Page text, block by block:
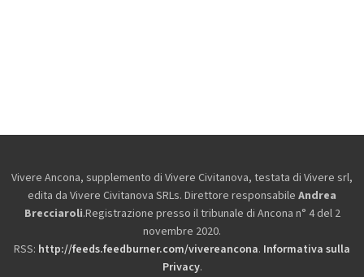
Vivere Ancona, supplemento di Vivere Civitanova, testata di Vivere srl,
edita da Vivere Civitanova SRLs. Direttore responsabile Andrea
Brecciaroli.Registrazione presso il tribunale di Ancona n° 4 del 2
novembre 2020.
RSS: http://feeds.feedburner.com/vivereancona. Informativa sulla
Privacy.